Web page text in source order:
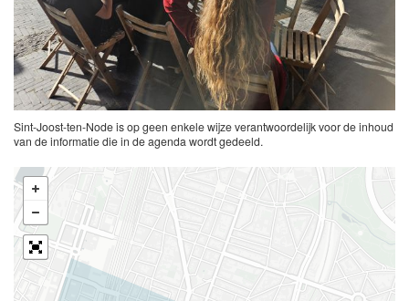
Sint-Joost-ten-Node is op geen enkele wijze verantwoordelijk voor de inhoud
van de informatie die in de agenda wordt gedeeld.